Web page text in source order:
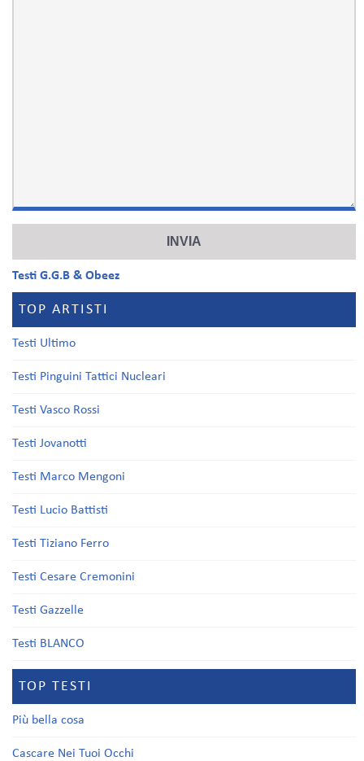
Testi G.G.B & Obeez
TOP ARTISTI
Testi Ultimo
Testi Pinguini Tattici Nucleari
Testi Vasco Rossi
Testi Jovanotti
Testi Marco Mengoni
Testi Lucio Battisti
Testi Tiziano Ferro
Testi Cesare Cremonini
Testi Gazzelle
Testi BLANCO
TOP TESTI
Più bella cosa
Cascare Nei Tuoi Occhi